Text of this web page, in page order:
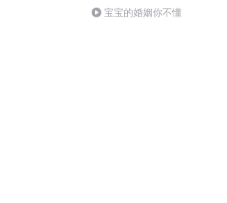
宝宝的婚姻你不懂